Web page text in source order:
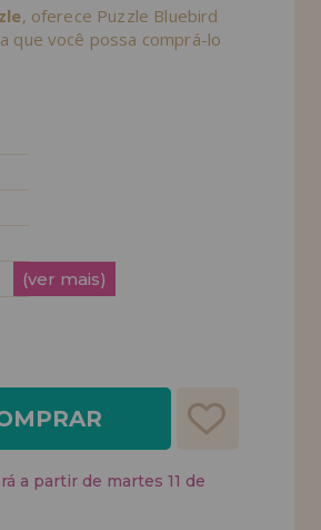
, oferece Puzzle Bluebird
que você possa comprá-lo
(ver mais)
a partir de martes 11 de